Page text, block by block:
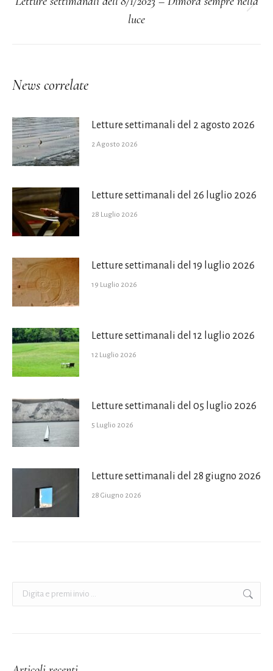
luce
News correlate
Letture settimanali del 2 agosto 2026
2 Agosto 2026
Letture settimanali del 26 luglio 2026
28 Luglio 2026
Letture settimanali del 19 luglio 2026
19 Luglio 2026
Letture settimanali del 12 luglio 2026
12 Luglio 2026
Letture settimanali del 05 luglio 2026
5 Luglio 2026
Letture settimanali del 28 giugno 2026
28 Giugno 2026